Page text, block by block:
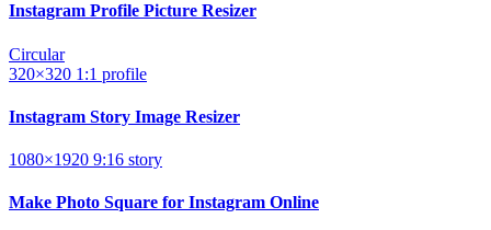
Instagram Profile Picture Resizer
Circular
320×320 1:1 profile
Instagram Story Image Resizer
1080×1920 9:16 story
Make Photo Square for Instagram Online